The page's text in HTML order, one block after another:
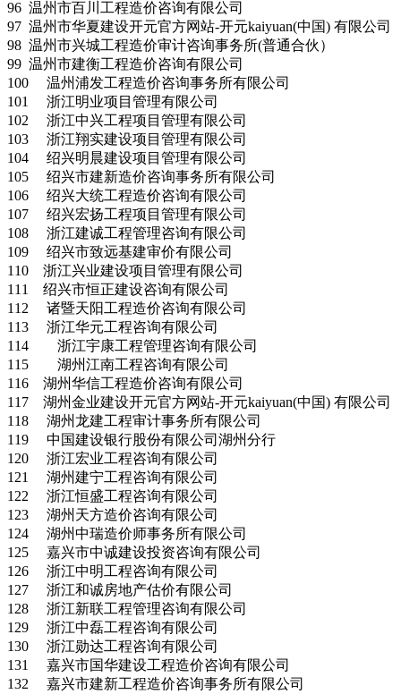
96 温州市百川工程造价咨询有限公司
97 温州市华夏建设开元官方网站-开元kaiyuan(中国) 有限公司
98 温州市兴城工程造价审计咨询事务所(普通合伙）
99 温州市建衡工程造价咨询有限公司
100 温州浦发工程造价咨询事务所有限公司
101 浙江明业项目管理有限公司
102 浙江中兴工程项目管理有限公司
103 浙江翔实建设项目管理有限公司
104 绍兴明晨建设项目管理有限公司
105 绍兴市建新造价咨询事务所有限公司
106 绍兴大统工程造价咨询有限公司
107 绍兴宏扬工程项目管理有限公司
108 浙江建诚工程管理咨询有限公司
109 绍兴市致远基建审价有限公司
110 浙江兴业建设项目管理有限公司
111 绍兴市恒正建设咨询有限公司
112 诸暨天阳工程造价咨询有限公司
113 浙江华元工程咨询有限公司
114 浙江宇康工程管理咨询有限公司
115 湖州江南工程咨询有限公司
116 湖州华信工程造价咨询有限公司
117 湖州金业建设开元官方网站-开元kaiyuan(中国) 有限公司
118 湖州龙建工程审计事务所有限公司
119 中国建设银行股份有限公司湖州分行
120 浙江宏业工程咨询有限公司
121 湖州建宁工程咨询有限公司
122 浙江恒盛工程咨询有限公司
123 湖州天方造价咨询有限公司
124 湖州中瑞造价师事务所有限公司
125 嘉兴市中诚建设投资咨询有限公司
126 浙江中明工程咨询有限公司
127 浙江和诚房地产估价有限公司
128 浙江新联工程管理咨询有限公司
129 浙江中磊工程咨询有限公司
130 浙江勋达工程咨询有限公司
131 嘉兴市国华建设工程造价咨询有限公司
132 嘉兴市建新工程造价咨询事务所有限公司